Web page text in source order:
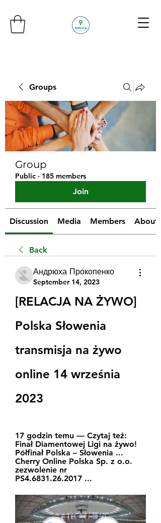
Groups
Group
Public · 185 members
Join
Discussion Media Members About
Back
Андрюха Прокопенко
September 14, 2023
[RELACJA NA ŻYWO]
Polska Słowenia
transmisja na żywo
online 14 września
2023
17 godzin temu — Czytaj też:
Finał Diamentowej Ligi na żywo!
Półfinał Polska – Słowenia ...
Cherry Online Polska Sp. z o.o.
zezwolenie nr
PS4.6831.26.2017 ...